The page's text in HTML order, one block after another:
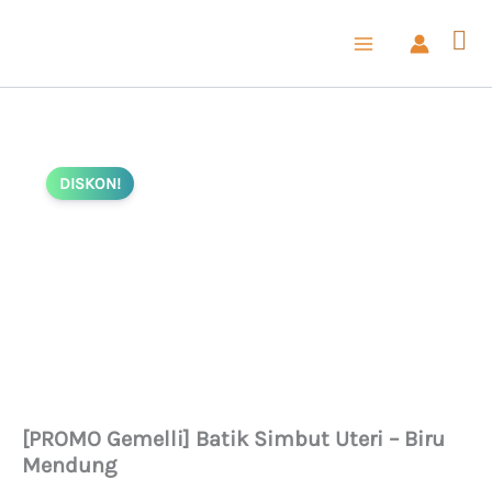
DISKON!
[PROMO Gemelli] Batik Simbut Uteri – Biru
Mendung